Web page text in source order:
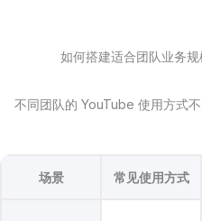
如何搭建适合团队业务
不同团队的 YouTube 使用方式
场景 常见使用方式